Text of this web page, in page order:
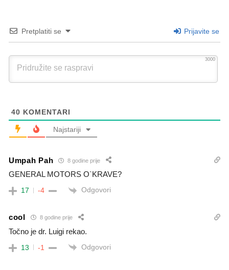
Pretplatiti se Prijavite se
3000
40 KOMENTARI
Najstariji
Umpah Pah 8 godine prije
GENERAL MOTORS O`KRAVE?
17 -4 Odgovori
cool 8 godine prije
Točno je dr. Luigi rekao.
13 -1 Odgovori